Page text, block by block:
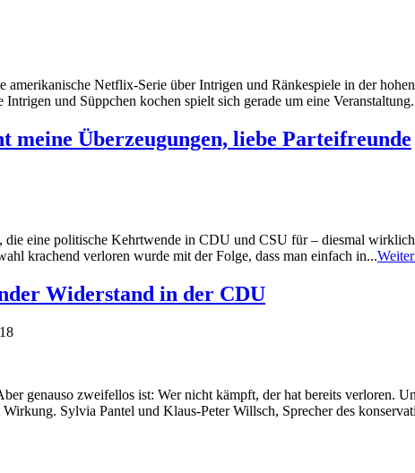
amerikanische Netflix-Serie über Intrigen und Ränkespiele in der
und Süppchen kochen spielt sich gerade um eine
meine Überzeugungen, liebe Parteifreunde
die eine politische Kehrtwende in CDU und CSU für – diesmal
krachend verloren wurde mit der Folge, dass man einfach in...
Widerstand in der CDU
genauso zweifellos ist: Wer nicht kämpft, der hat bereits verloren.
Sylvia Pantel und Klaus-Peter Willsch, Sprecher des